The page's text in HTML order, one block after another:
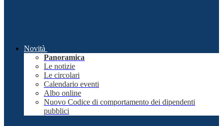
Novità
Panoramica
Le notizie
Le circolari
Calendario eventi
Albo online
Nuovo Codice di comportamento dei dipendenti
pubblici